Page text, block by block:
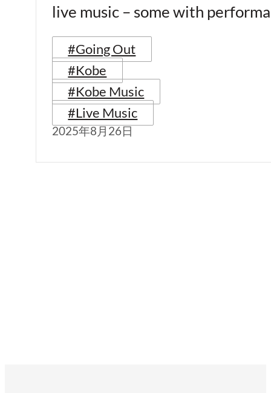
live music – some with
#Going Out
#Kobe
#Kobe Music
#Live Music
2025年8月26日